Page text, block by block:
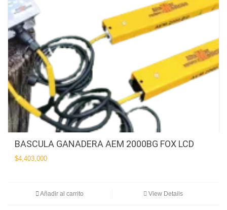
BASCULA GANADERA AEM 2000BG FOX LCD
$4,403,000
Añadir al carrito View Details